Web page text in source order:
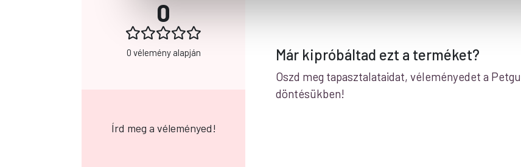
0
0 vélemény alapján
Írd meg a véleményed!
Már kipróbáltad ezt a terméket?
Oszd meg tapasztalataidat, véleményedet a
döntésükben!